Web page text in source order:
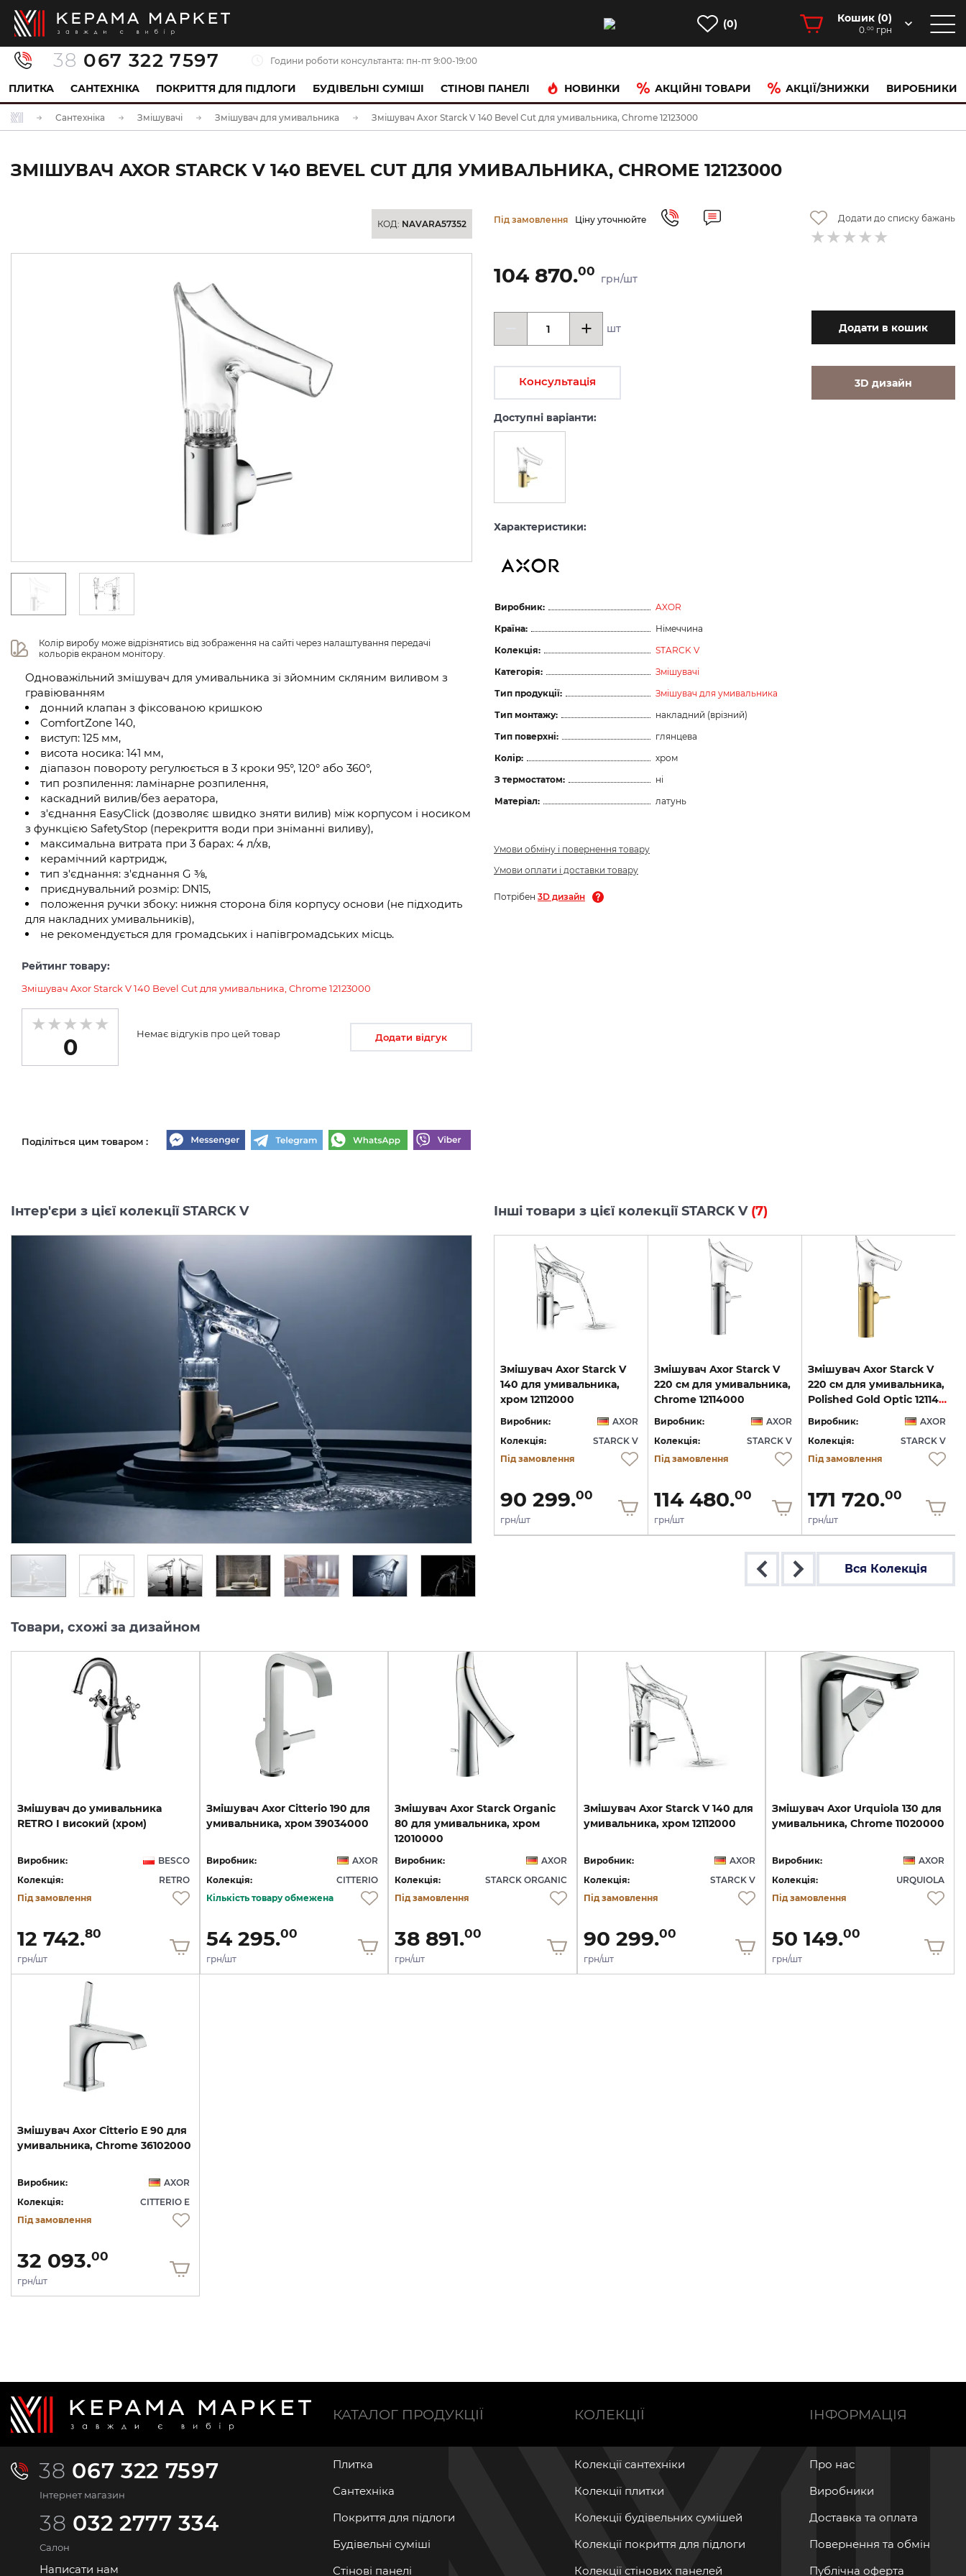
(0) Кошик (0)
0.00 грн
38 067 322 7597 Години роботи консультанта: пн-пт 9:00-19:00
ПЛИТКА САНТЕХНІКА ПОКРИТТЯ ДЛЯ ПІДЛОГИ БУДІВЕЛЬНІ СУМІШІ CТІНОВІ ПАНЕЛІ НОВИНКИ АКЦІЙНІ ТОВАРИ АКЦІЇ/ЗНИЖКИ ВИРОБНИКИ
Сантехніка Змішувачі Змішувач для умивальника Змішувач Axor Starck V 140 Bevel Cut для умивальника, Chrome 12123000
ЗМІШУВАЧ AXOR STARCK V 140 BEVEL CUT ДЛЯ УМИВАЛЬНИКА, CHROME 12123000
КОД: NAVARA57352
Колір виробу може відрізнятись від зображення на сайті через налаштування передачі
кольорів екраном монітору.
Одноважільний змішувач для умивальника зі зйомним скляним виливом з
гравіюванням
донний клапан з фіксованою кришкою
ComfortZone 140,
виступ: 125 мм,
висота носика: 141 мм,
діапазон повороту регулюється в 3 кроки 95°, 120° або 360°,
тип розпилення: ламінарне розпилення,
каскадний вилив/без аератора,
з'єднання EasyClick (дозволяє швидко зняти вилив) між корпусом і носиком
з функцією SafetyStop (перекриття води при зніманні виливу),
максимальна витрата при 3 барах: 4 л/хв,
керамічний картридж,
тип з'єднання: з'єднання G ⅜,
приєднувальний розмір: DN15,
положення ручки збоку: нижня сторона біля корпусу основи (не підходить
для накладних умивальників),
не рекомендується для громадських і напівгромадських місць.
Під замовлення Ціну уточнюйте Додати до списку бажань
104 870.00
грн/шт
шт Додати в кошик
Консультація 3D дизайн
Доступні варіанти:
Характеристики:
Виробник:
AXOR
Країна:
Німеччина
Колекція:
STARCK V
Категорія:
Змішувачі
Тип продукції:
Змішувач для умивальника
Тип монтажу:
накладний (врізний)
Тип поверхні:
глянцева
Колір:
хром
З термостатом:
ні
Матеріал:
латунь
Умови обміну і повернення товару
Умови оплати і доставки товару
Потрібен 3D дизайн
Рейтинг товару:
Змішувач Axor Starck V 140 Bevel Cut для умивальника, Chrome 12123000
0
Немає відгуків про цей товар Додати відгук
Поділіться цим товаром :
Інтер'єри з цієї колекції STARCK V Інші товари з цієї колекції STARCK V (7)
STARCK V
157 308.00
Змішувач Axor Starck V
140 для умивальника,
Brushed Bronze 12112140
Виробник:
AXOR
Колекція:
STARCK V
Під замовлення
135 449.00
Колекція:
STARCK V
Під замовлення
171 720.00
Змішувач Axor Starck V
140 для умивальника,
хром 12112000
Виробник:
AXOR
Колекція:
STARCK V
Під замовлення
90 299.00
грн/шт
Змішувач Axor Starck V
220 см для умивальника,
Chrome 12114000
Виробник:
AXOR
Колекція:
STARCK V
Під замовлення
114 480.00
грн/шт
Змішувач Axor Starck V
220 см для умивальника,
Polished Gold Optic 12114990
Виробник:
AXOR
Колекція:
STARCK V
Під замовлення
171 720.00
грн/шт
Вся Колекція
Товари, схожі за дизайном
Змішувач до умивальника
RETRO I високий (хром)
Виробник:
BESCO
Колекція:
RETRO
Під замовлення
12 742.80
грн/шт
Змішувач Axor Citterio 190 для
умивальника, хром 39034000
Виробник:
AXOR
Колекція:
CITTERIO
Кількість товару обмежена
54 295.00
грн/шт
Змішувач Axor Starck Organic
80 для умивальника, хром
12010000
Виробник:
AXOR
Колекція:
STARCK ORGANIC
Під замовлення
38 891.00
грн/шт
Змішувач Axor Starck V 140 для
умивальника, хром 12112000
Виробник:
AXOR
Колекція:
STARCK V
Під замовлення
90 299.00
грн/шт
Змішувач Axor Urquiola 130 для
умивальника, Chrome 11020000
Виробник:
AXOR
Колекція:
URQUIOLA
Під замовлення
50 149.00
грн/шт
Змішувач Axor Citterio E 90 для
умивальника, Chrome 36102000
Виробник:
AXOR
Колекція:
CITTERIO E
Під замовлення
32 093.00
грн/шт
38 067 322 7597
Інтернет магазин
38 032 2777 334
Салон
Написати нам
КАТАЛОГ ПРОДУКЦІЇ
Плитка
Сантехніка
Покриття для підлоги
Будівельні суміші
Стінові панелі
КОЛЕКЦІЇ
Колекції сантехніки
Колекції плитки
Колекції будівельних сумішей
Колекції покриття для підлоги
Колекції стінових панелей
ІНФОРМАЦІЯ
Про нас
Виробники
Доставка та оплата
Повернення та обмін
Публічна оферта